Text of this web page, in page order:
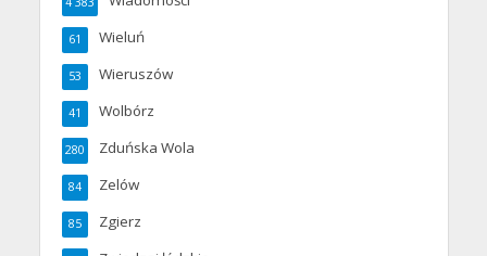
Wieluń
61
Wieruszów
53
Wolbórz
41
Zduńska Wola
280
Zelów
84
Zgierz
85